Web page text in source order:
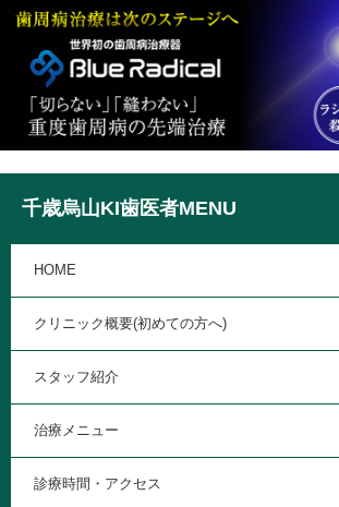
千歳烏山KI歯医者MENU
HOME
クリニック概要(初めての方へ)
スタッフ紹介
治療メニュー
診療時間・アクセス